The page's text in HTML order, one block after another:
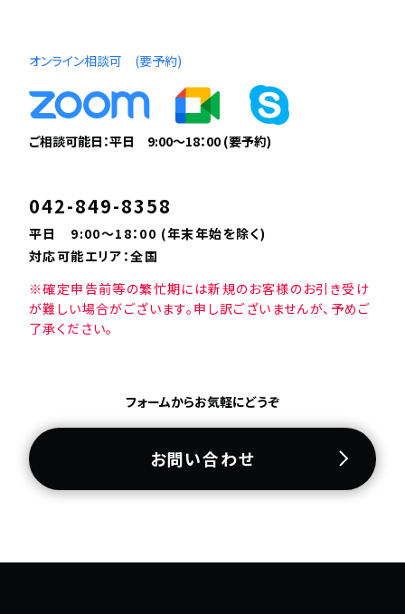
オンライン相談可 (要予約)
ご相談可能日：平日 9:00〜18：00 (要予約)
042-849-8358
平日 9:00〜18：00 (年末年始を除く)
対応可能エリア：全国
※確定申告前等の繁忙期には新規のお客様のお引き受け
が難しい場合がございます。申し訳ございませんが、予めご
了承ください。
フォームからお気軽にどうぞ
お問い合わせ